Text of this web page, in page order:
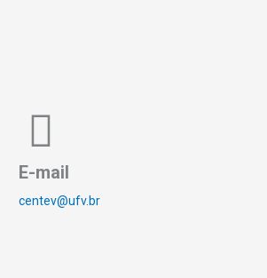
E-mail
centev@ufv.br